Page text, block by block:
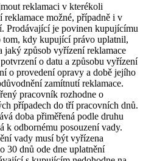
reklamaci v kterékoli
možné, případně i v
Prodávající je povinen kupujícímu
tom, kdy kupující právo uplatnil,
jaký způsob vyřízení reklamace
o datu a způsobu vyřízení
o provedení opravy a době jejího
zamítnutí reklamace.
pracovník rozhodne o
případech do tří pracovních dnů.
doba přiměřená podle druhu
k odbornému posouzení vady.
vady musí být vyřízena
30 dnů ode dne uplatnění